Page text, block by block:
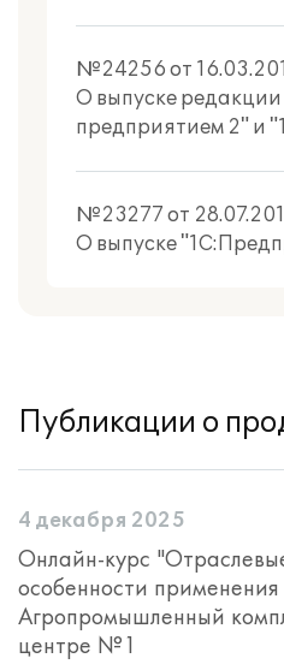
№24256 от
О выпуске
предприятием 2" и
№23277 от
О выпуске
Публикации о
4 декабря 2025
Онлайн-курс
особенности
Агропромышленный
центре №1